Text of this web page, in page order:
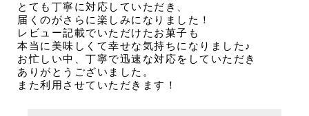
とても丁寧に対応していただき、
届くのがさらに楽しみになりました！
レビュー記載でいただけたお菓子も
本当に美味しくて幸せな気持ちになりました♪
お忙しい中、丁寧で迅速な対応をしていただき
ありがとうございました。
また利用させていただきます！